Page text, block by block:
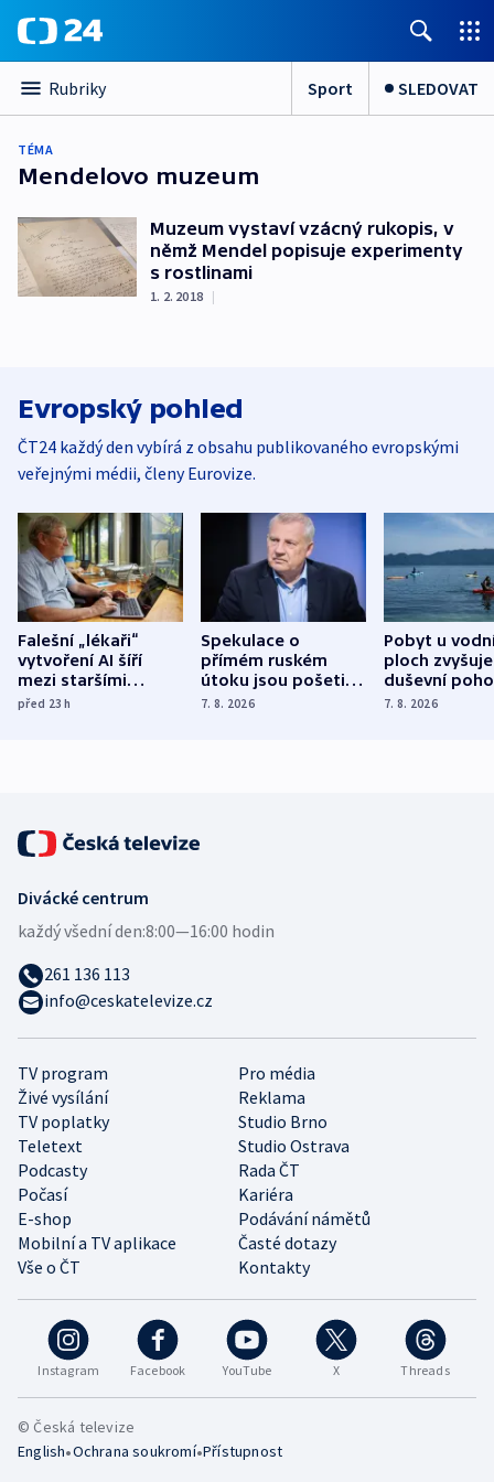
Rubriky Sport SLEDOVAT
TÉMA
Mendelovo muzeum
Muzeum vystaví vzácný rukopis, v
němž Mendel popisuje experimenty
s rostlinami
1. 2. 2018 |
Evropský pohled
ČT24 každý den vybírá z obsahu publikovaného evropskými
veřejnými médii, členy Eurovize.
Falešní „lékaři“
vytvoření AI šíří
mezi staršími
Poláky nebezpečné
před 23h
Spekulace o
přímém ruském
útoku jsou pošetilé,
míní estonský
7. 8. 2026
Pobyt u
ploch zvyšuje
duševní
ukázala
7. 8. 2026
Instagram Facebook YouTube X Threads
TV program
Pro média
Živé vysílání
Reklama
TV poplatky
Studio Brno
Teletext
Studio Ostrava
Podcasty
Rada ČT
Počasí
Kariéra
E-shop
Podávání námětů
Mobilní a TV aplikace
Časté dotazy
Vše o ČT
Kontakty
Divácké centrum
každý všední den:8:00—16:00 hodin
261 136 113
info@ceskatelevize.cz
© Česká televize
English•Ochrana soukromí•Přístupnost